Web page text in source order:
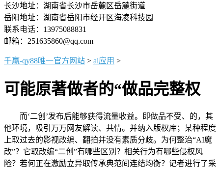
长沙地址：湖南省长沙市岳麓区岳麓街道
岳阳地址：湖南省岳阳市经开区海凌科技园
联系电话：13975088831
邮箱：251635860@qq.com
千赢-qy88唯一官方网站 > ai应用 >
可能原著做者的“做品完整权
而‘二创’发布后能够获得流量收益。即做品不受、的，其
他环境，吸引万万网友解读、共情。并纳入版权库；某种程度
上取过去的影视改编、翻拍并没有素质分歧。为何整治“AI魔
改”？它取改编“二创”有哪些区别？相关行为有哪些侵权风
险？若何正在激励立异取传承典范间连结均衡？记者进行了采